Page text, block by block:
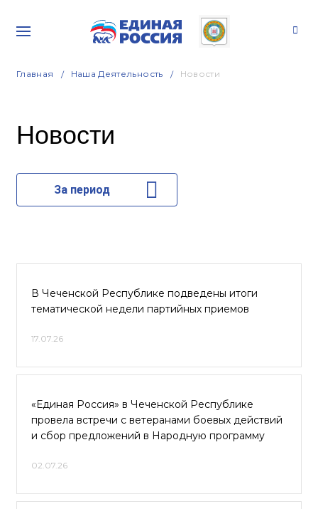
Главная Наша Деятельность Новости
Новости
За период
В Чеченской Республике подведены итоги
тематической недели партийных приемов
17.07.26
«Единая Россия» в Чеченской Республике
провела встречи с ветеранами боевых действий
и сбор предложений в Народную программу
02.07.26